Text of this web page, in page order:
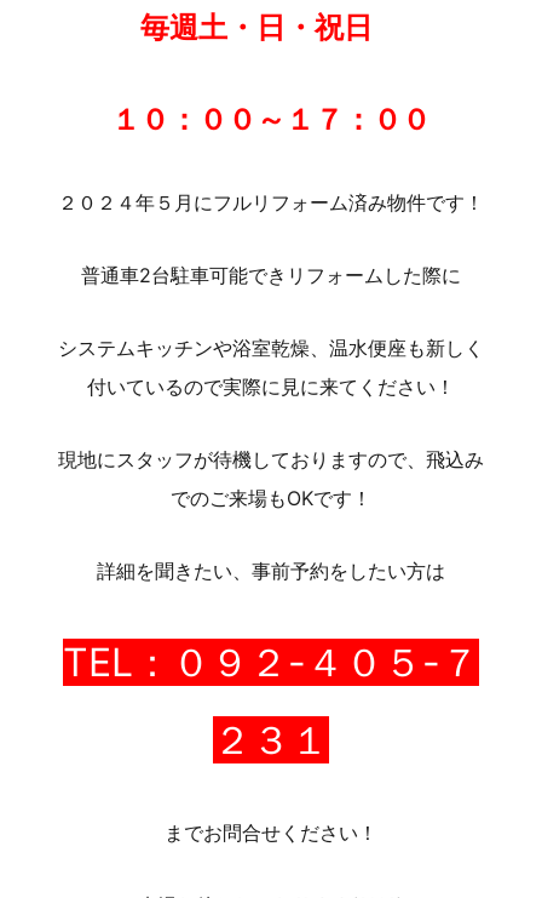
毎週土・日・祝日
１０：００～１７：００
２０２４年５月にフルリフォーム済み物件です！
普通車2台駐車可能できリフォームした際に
システムキッチンや浴室乾燥、温水便座も新しく
付いているので実際に見に来てください！
現地にスタッフが待機しておりますので、飛込み
でのご来場もOKです！
詳細を聞きたい、事前予約をしたい方は
TEL：０９２-４０５-７
２３１
までお問合せください！